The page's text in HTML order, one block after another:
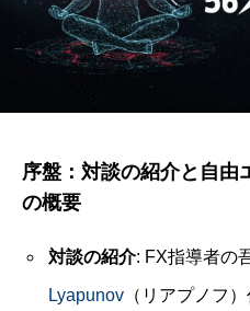
序盤：対談の紹介と自由
の概要
対談の紹介: FX指導者の
Lyapunov（リアプノフ